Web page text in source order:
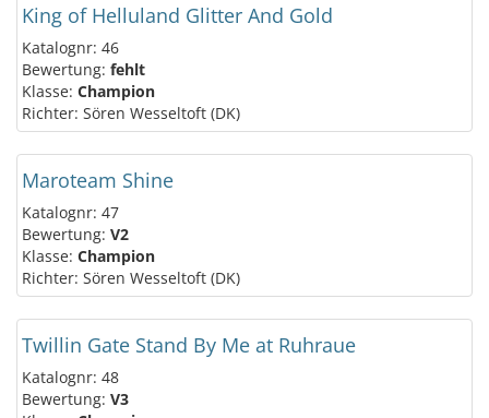
King of Helluland Glitter And Gold
Katalognr: 46
Bewertung: fehlt
Klasse: Champion
Richter: Sören Wesseltoft (DK)
Maroteam Shine
Katalognr: 47
Bewertung: V2
Klasse: Champion
Richter: Sören Wesseltoft (DK)
Twillin Gate Stand By Me at Ruhraue
Katalognr: 48
Bewertung: V3